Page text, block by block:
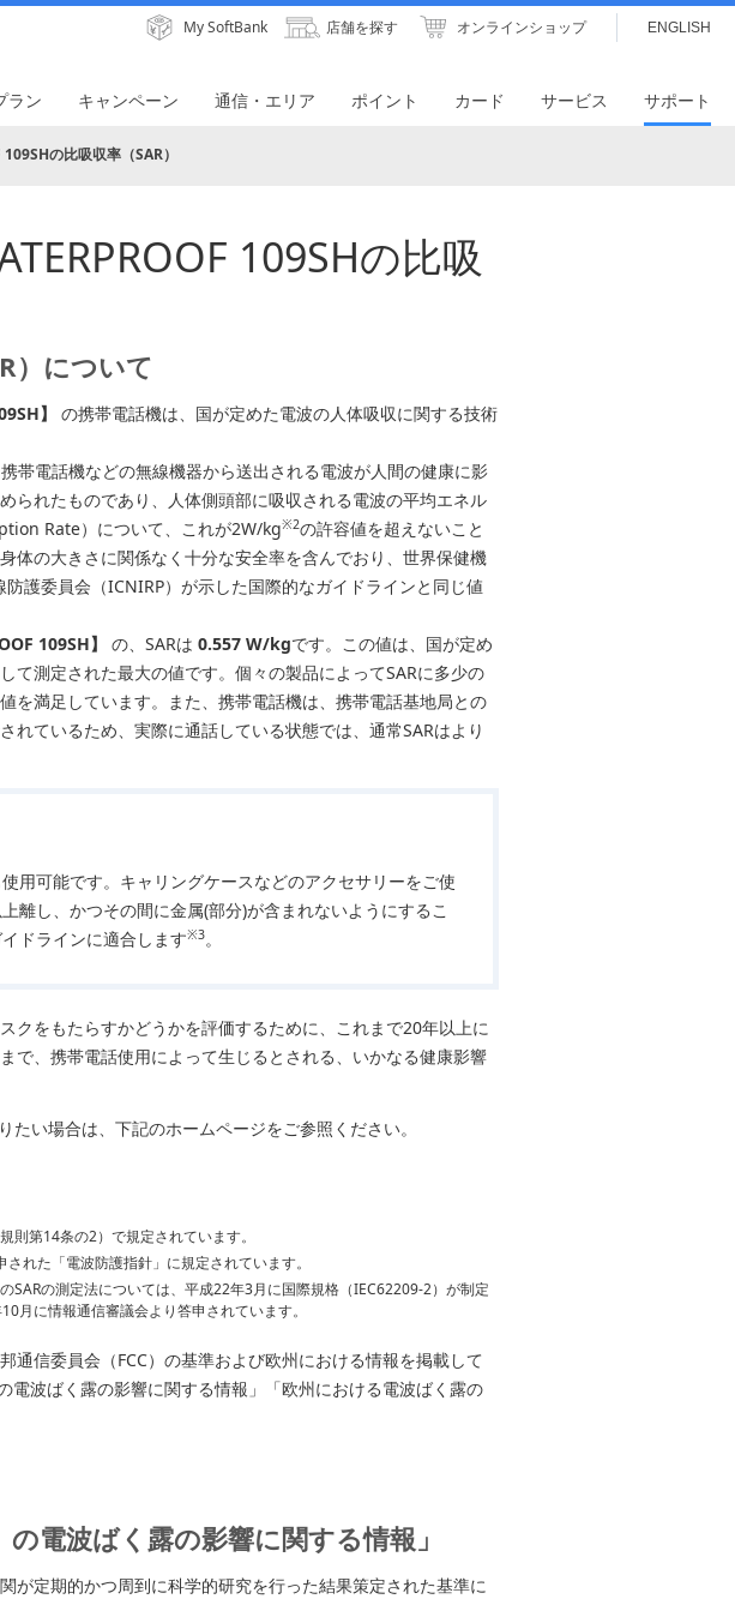
My SoftBank 店舗を探す オンラインショップ ENGLISH
ラン キャンペーン 通信・エリア ポイント カード サービス サポート
の比吸収率（SAR）
109SHの比吸
）について
】
の携帯電話機は、国が定めた電波の人体吸収に関する技術
帯電話機などの無線機器から送出される電波が人間の健康に影
られたものであり、人体側頭部に吸収される電波の平均エネル
Rate）について、これが2W/kg※2の許容値を超えないこと
体の大きさに関係なく十分な安全率を含んでおり、世界保健機
護委員会（ICNIRP）が示した国際的なガイドラインと同じ値
109SH】 の、SARは 0.557 W/kgです。この値は、国が定め
て測定された最大の値です。個々の製品によってSARに多少の
を満足しています。また、携帯電話機は、携帯電話基地局との
れているため、実際に通話している状態では、通常SARはより
用可能です。キャリングケースなどのアクセサリーをご使
離し、かつその間に金属(部分)が含まれないようにするこ
ドラインに適合します※3。
クをもたらすかどうかを評価するために、これまで20年以上に
で、携帯電話使用によって生じるとされる、いかなる健康影響
い場合は、下記のホームページをご参照ください。
則第14条の2）で規定されています。
れた「電波防護指針」に規定されています。
SARの測定法については、平成22年3月に国際規格（IEC62209-2）が制定
月に情報通信審議会より答申されています。
通信委員会（FCC）の基準および欧州における情報を掲載して
電波ばく露の影響に関する情報」「欧州における電波ばく露の
電波ばく露の影響に関する情報」
が定期的かつ周到に科学的研究を行った結果策定された基準に